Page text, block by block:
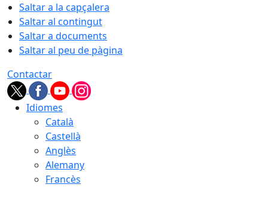
Saltar a la capçalera
Saltar al contingut
Saltar a documents
Saltar al peu de pàgina
Contactar
Idiomes
Català
Castellà
Anglès
Alemany
Francès